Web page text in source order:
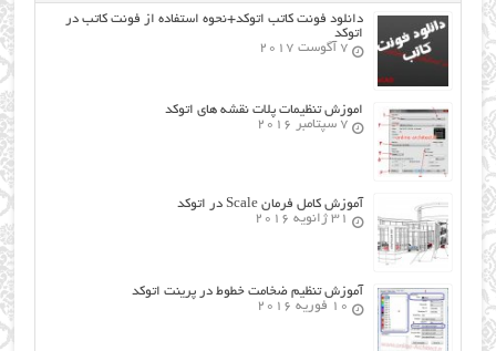
دانلود فونت کاتب اتوکد+نحوه استفاده از فونت کاتب در
اتوکد
7 آگوست 2017
اموزش تنظیمات پلات نقشه های اتوکد
7 سپتامبر 2016
آموزش کامل فرمان Scale در اتوکد
31 ژانویه 2016
آموزش تنظیم ضخامت خطوط در پرینت اتوکد
10 فوریه 2016